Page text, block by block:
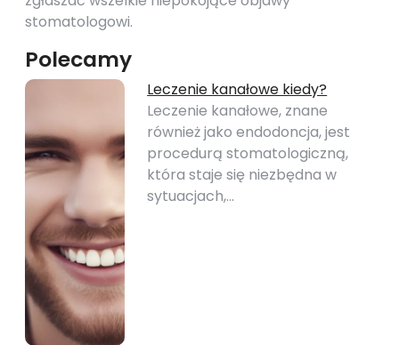
stomatologowi.
Polecamy
Leczenie kanałowe kiedy?
Leczenie kanałowe, znane
również jako endodoncja, jest
procedurą stomatologiczną,
która staje się niezbędna w
sytuacjach,…